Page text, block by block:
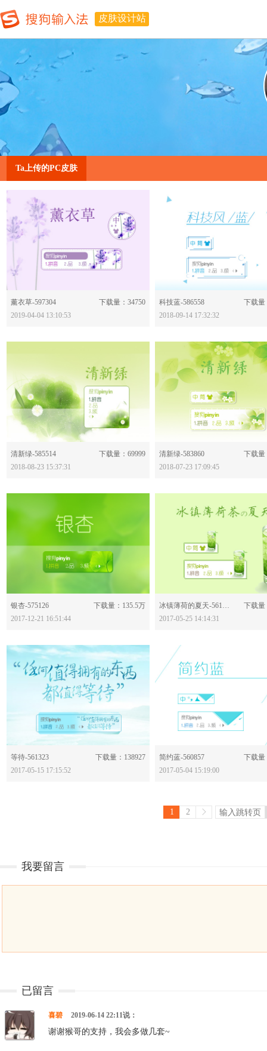
皮肤设计站
Ta上传的PC皮肤
薰衣草-597304
下载量：34750
2019-04-04 13:10:53
科技蓝-586558
下载量
2018-09-14 17:32:32
清新绿-585514
下载量：69999
2018-08-23 15:37:31
清新绿-583860
下载量
2018-07-23 17:09:45
银杏-575126
下载量：135.5万
2017-12-21 16:51:44
分享：
冰镇薄荷的夏天-561875
下载量
2017-05-25 14:14:31
等待-561323
下载量：138927
2017-05-15 17:15:52
简约蓝-560857
下载量
2017-05-04 15:19:00
1 2
我要留言
已留言
喜碧 2019-06-14 22:11说：
谢谢猴哥的支持，我会多做几套~